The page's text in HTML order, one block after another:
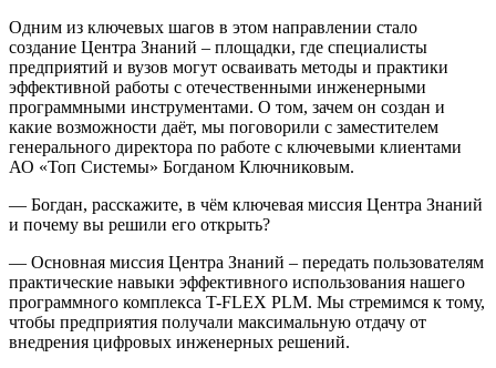
Одним из ключевых шагов в этом направлении стало
создание Центра Знаний – площадки, где специалисты
предприятий и вузов могут осваивать методы и практики
эффективной работы с отечественными инженерными
программными инструментами. О том, зачем он создан и
какие возможности даёт, мы поговорили с заместителем
генерального директора по работе с ключевыми клиентами
АО «Топ Системы» Богданом Ключниковым.
— Богдан, расскажите, в чём ключевая миссия Центра Знаний
и почему вы решили его открыть?
— Основная миссия Центра Знаний – передать пользователям
практические навыки эффективного использования нашего
программного комплекса T-FLEX PLM. Мы стремимся к тому,
чтобы предприятия получали максимальную отдачу от
внедрения цифровых инженерных решений.